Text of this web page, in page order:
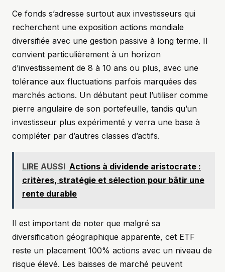
Ce fonds s’adresse surtout aux investisseurs qui
recherchent une exposition actions mondiale
diversifiée avec une gestion passive à long terme. Il
convient particulièrement à un horizon
d’investissement de 8 à 10 ans ou plus, avec une
tolérance aux fluctuations parfois marquées des
marchés actions. Un débutant peut l’utiliser comme
pierre angulaire de son portefeuille, tandis qu’un
investisseur plus expérimenté y verra une base à
compléter par d’autres classes d’actifs.
LIRE AUSSI Actions à dividende aristocrate :
critères, stratégie et sélection pour bâtir une
rente durable
Il est important de noter que malgré sa
diversification géographique apparente, cet ETF
reste un placement 100% actions avec un niveau de
risque élevé. Les baisses de marché peuvent